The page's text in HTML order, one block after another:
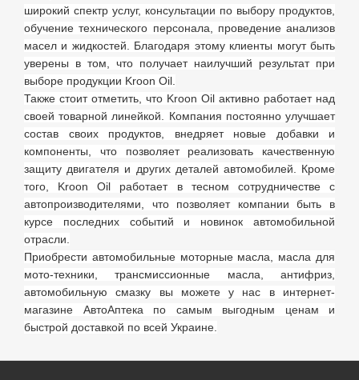
широкий спектр услуг, консультации по выбору продуктов,
обучение технического персонала, проведение анализов
масел и жидкостей. Благодаря этому клиенты могут быть
уверены в том, что получает наилучший результат при
выборе продукции Kroon Oil.
Также стоит отметить, что Kroon Oil активно работает над
своей товарной линейкой. Компания постоянно улучшает
состав своих продуктов, внедряет новые добавки и
компоненты, что позволяет реализовать качественную
защиту двигателя и других деталей автомобилей. Кроме
того, Kroon Oil работает в тесном сотрудничестве с
автопроизводителями, что позволяет компании быть в
курсе последних событий и новинок автомобильной
отрасли.
Приобрести автомобильные моторные масла, масла для
мото-техники, трансмиссионные масла, антифриз,
автомобильную смазку вы можете у нас в интернет-
магазине АвтоАптека по самым выгодным ценам и
быстрой доставкой по всей Украине.